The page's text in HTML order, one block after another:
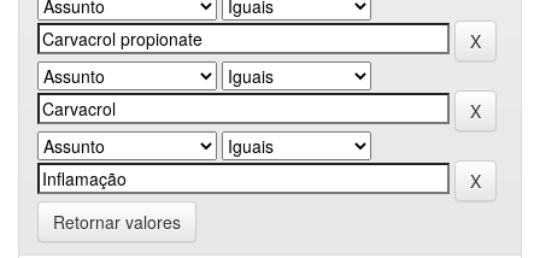
Retornar valores